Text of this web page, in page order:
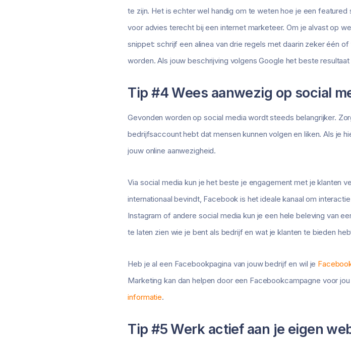
te zijn. Het is echter wel handig om te weten hoe je een featured
voor advies terecht bij een internet marketeer. Om je alvast op
snippet: schrijf een alinea van drie regels met daarin zeker één
worden. Als jouw beschrijving volgens Google het beste
Tip #4 Wees aanwezig op social
Gevonden worden op social media wordt steeds belangrijker.
bedrijfsaccount hebt dat mensen kunnen volgen en liken. Als je
jouw online aanwezigheid.
Via social media kun je het beste je engagement met je klanten
internationaal bevindt, Facebook is het ideale kanaal om
Instagram of andere social media kun je een hele beleving van
te laten zien wie je bent als bedrijf en wat je klanten te bieden
Heb je al een Facebookpagina van jouw bedrijf en wil je
Marketing kan dan helpen door een Facebookcampagne voor
informatie.
Tip #5 Werk actief aan je eigen